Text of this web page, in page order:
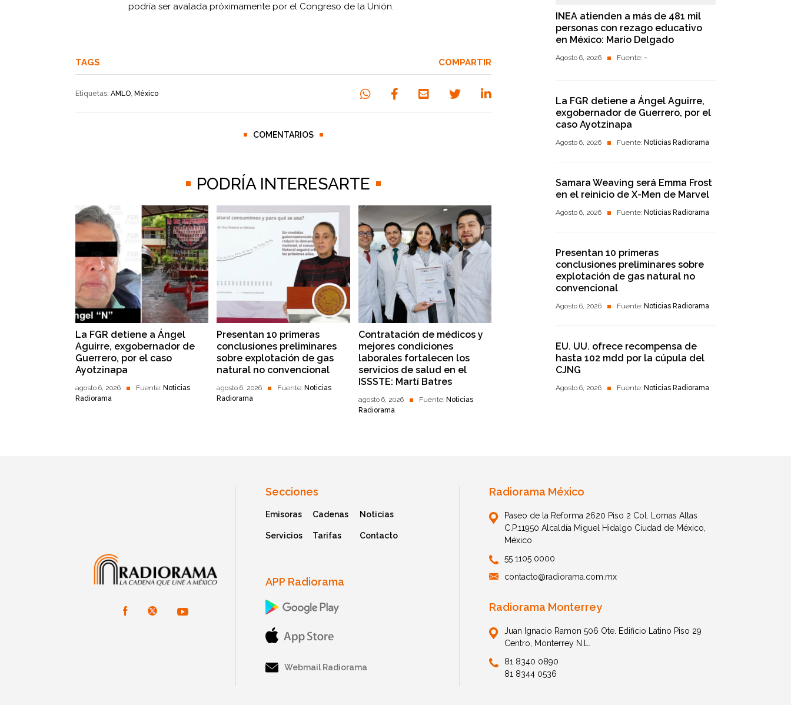
podría ser avalada próximamente por el Congreso de la Unión.
TAGS
Etiquetas: AMLO México
COMPARTIR
COMENTARIOS
PODRÍA INTERESARTE
La FGR detiene a Ángel
Aguirre, exgobernador de
Guerrero, por el caso
Ayotzinapa
agosto 6, 2026 Fuente: Noticias
Radiorama
Presentan 10 primeras
conclusiones preliminares
sobre explotación de gas
natural no convencional
agosto 6, 2026 Fuente:Noticias
Radiorama
Contratación de médicos y
mejores condiciones
laborales fortalecen los
servicios de salud en el
ISSSTE: Martí Batres
agosto 6, 2026 Fuente: Noticias
Radiorama
INEA atienden a más de 481 mil
personas con rezago educativo
en México: Mario Delgado
Agosto 6, 2026 Fuente: -
La FGR detiene a Ángel Aguirre,
exgobernador de Guerrero, por el
caso Ayotzinapa
Agosto 6, 2026 Fuente: Noticias Radiorama
Samara Weaving será Emma Frost
en el reinicio de X-Men de Marvel
Agosto 6, 2026 Fuente: Noticias Radiorama
Presentan 10 primeras
conclusiones preliminares sobre
explotación de gas natural no
convencional
Agosto 6, 2026 Fuente: Noticias Radiorama
EU. UU. ofrece recompensa de
hasta 102 mdd por la cúpula del
CJNG
Agosto 6, 2026 Fuente: Noticias Radiorama
Secciones
Emisoras Cadenas Noticias
Servicios Tarifas Contacto
APP Radiorama
Webmail Radiorama
Radiorama México
Paseo de la Reforma 2620 Piso 2 Col. Lomas Altas
C.P.11950 Alcaldía Miguel Hidalgo Ciudad de México,
México
55 1105 0000
contacto@radiorama.com.mx
Radiorama Monterrey
Juan Ignacio Ramon 506 Ote. Edificio Latino Piso 29
Centro, Monterrey N.L.
81 8340 0890
81 8344 0536